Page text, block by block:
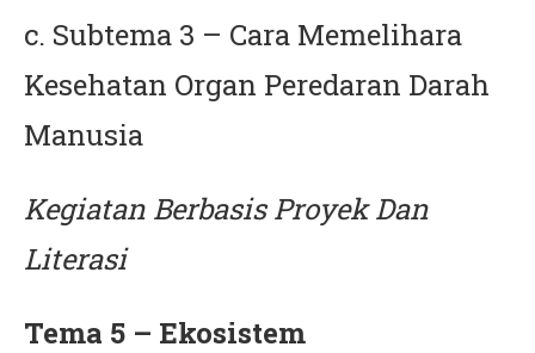
c. Subtema 3 – Cara Memelihara
Kesehatan Organ Peredaran Darah
Manusia
Kegiatan Berbasis Proyek Dan
Literasi
Tema 5 – Ekosistem